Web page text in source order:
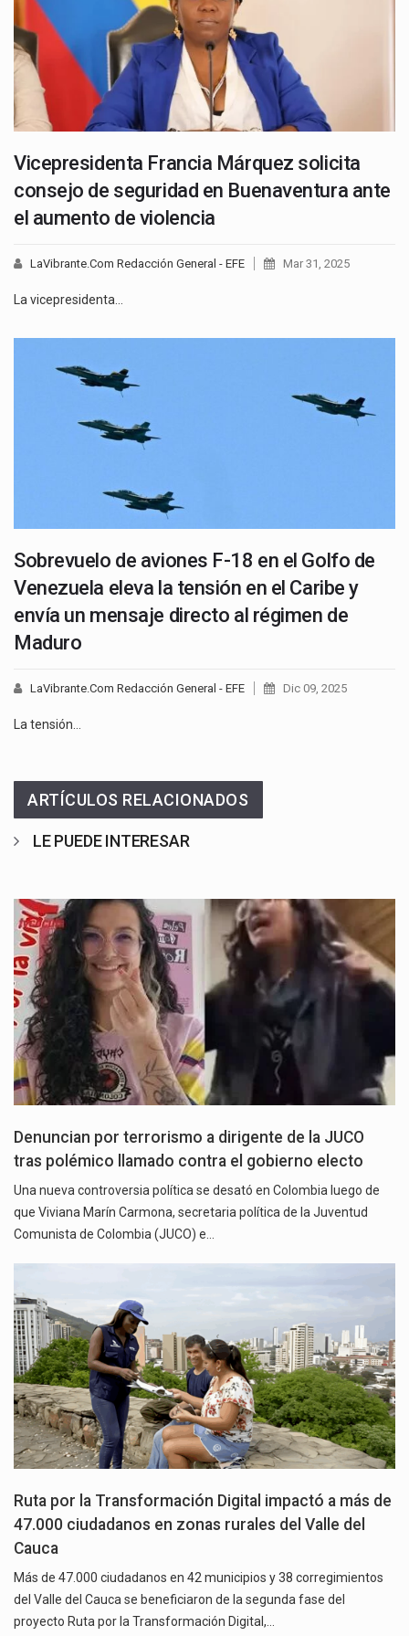
Vicepresidenta Francia Márquez solicita
consejo de seguridad en Buenaventura ante
el aumento de violencia
LaVibrante.Com Redacción General - EFE Mar 31, 2025
La vicepresidenta…
Sobrevuelo de aviones F-18 en el Golfo de
Venezuela eleva la tensión en el Caribe y
envía un mensaje directo al régimen de
Maduro
LaVibrante.Com Redacción General - EFE Dic 09, 2025
La tensión…
ARTÍCULOS RELACIONADOS
LE PUEDE INTERESAR
Denuncian por terrorismo a dirigente de la JUCO
tras polémico llamado contra el gobierno electo
Una nueva controversia política se desató en Colombia luego de
que Viviana Marín Carmona, secretaria política de la Juventud
Comunista de Colombia (JUCO) e…
Ruta por la Transformación Digital impactó a más de
47.000 ciudadanos en zonas rurales del Valle del
Cauca
Más de 47.000 ciudadanos en 42 municipios y 38 corregimientos
del Valle del Cauca se beneficiaron de la segunda fase del
proyecto Ruta por la Transformación Digital,…